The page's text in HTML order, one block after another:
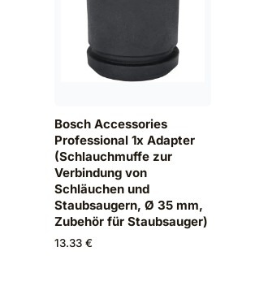
Bosch Accessories
Professional 1x Adapter
(Schlauchmuffe zur
Verbindung von
Schläuchen und
Staubsaugern, Ø 35 mm,
Zubehör für Staubsauger)
13.33 €